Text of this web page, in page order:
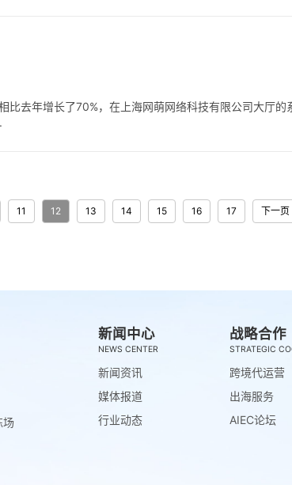
比去年增长了70%，在上海网萌网络科技有限公司大厅的
11 12 13 14 15 16 17 下一页
场
新闻中心
NEWS CENTER
新闻资讯
媒体报道
行业动态
战略合作
STRATEGIC
跨境代运营
出海服务
AIEC论坛